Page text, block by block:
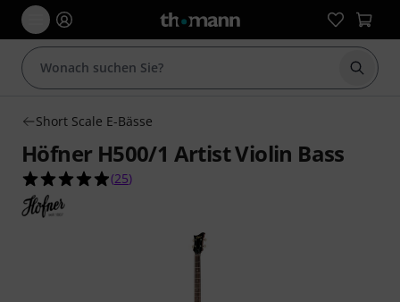
Suche
Short Scale E-Bässe
Höfner H500/1 Artist Violin Bass
4.9 von 5 Sternen aus 25 Kundenbewertungen
(25)